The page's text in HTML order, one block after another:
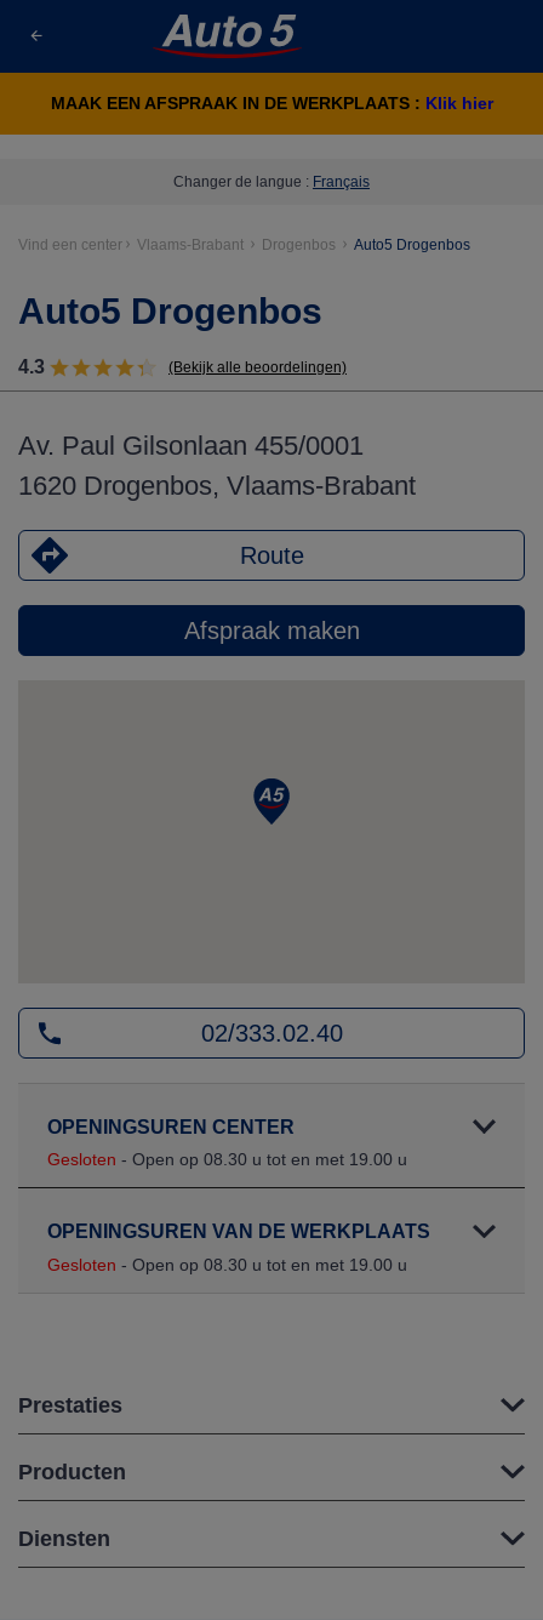
MAAK EEN AFSPRAAK IN DE WERKPLAATS : Klik hier
Vind een center Vlaams-Brabant Drogenbos Auto5 Drogenbos
Changer de langue : Français
Auto5 Drogenbos
4.3 (Bekijk alle beoordelingen)
Av. Paul Gilsonlaan 455/0001
1620 Drogenbos, Vlaams-Brabant
Route
Afspraak maken
02/333.02.40
OPENINGSUREN CENTER
Gesloten - Open op 08.30 u tot en met 19.00 u
OPENINGSUREN VAN DE WERKPLAATS
Gesloten - Open op 08.30 u tot en met 19.00 u
Prestaties
Producten
Diensten